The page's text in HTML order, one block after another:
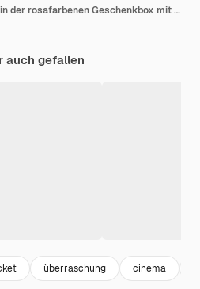
Zwei gelbe Kinokarten in der rosafarbenen Geschenkbox mit Goldband 3D-Rendering
auch gefallen
überraschung cinema